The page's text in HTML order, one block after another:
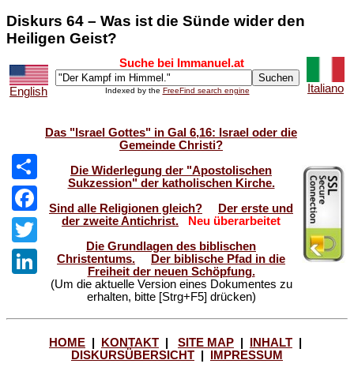
Diskurs 64 – Was ist die Sünde wider den
Heiligen Geist?
English
Suche bei Immanuel.at
Indexed by the FreeFind search engine Italiano
Share
Facebook
Twitter
LinkedIn
Das "Israel Gottes" in Gal 6,16: Israel oder die
Gemeinde Christi?
Die Widerlegung der "Apostolischen
Sukzession" der katholischen Kirche.
Sind alle Religionen gleich?
Der erste und
der zweite Antichrist.
Neu überarbeitet
Die Grundlagen des biblischen
Christentums.
Der biblische Pfad in die
Freiheit der neuen Schöpfung.
(Um die aktuelle Version eines Dokumentes zu
erhalten, bitte [Strg+F5] drücken)
HOME KONTAKT SITE MAP INHALT
DISKURSÜBERSICHT
IMPRESSUM